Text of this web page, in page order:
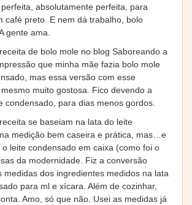
absolutamente perfeita, para
café preto. E nem dá trabalho, bolo
gente ama.
de bolo mole no blog Saboreando a
que minha mãe fazia bolo mole
mas essa versão com esse
muito gostosa. Fico devendo a
condensado, para dias menos gordos.
se baseiam na lata do leite
medição bem caseira e prática, mas…e
leite condensado em caixa (como foi o
da modernidade. Fiz a conversão
medidas dos ingredientes medidos na lata
para ml e xícara. Além de cozinhar,
Amo, só que não. Usei as medidas já